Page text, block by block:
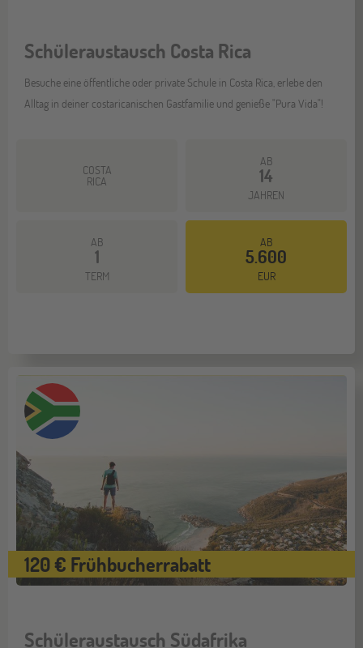
Schüleraustausch Costa Rica
Besuche eine öffentliche oder private Schule in Costa Rica, erlebe den
Alltag in deiner costaricanischen Gastfamilie und genieße "Pura Vida"!
COSTA
RICA
AB
14
JAHREN
AB
1
TERM
AB
5.600
EUR
120 € Frühbucherrabatt
Schüleraustausch Südafrika